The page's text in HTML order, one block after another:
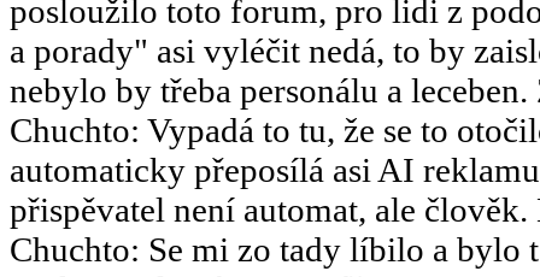
posloužilo toto forum, pro lidi z
a porady" asi vyléčit nedá, to by
nebylo by třeba personálu a
Chuchto: Vypadá to tu, že se to
automaticky přeposílá asi AI
přispěvatel není automat, ale
Chuchto: Se mi zo tady líbilo a bylo